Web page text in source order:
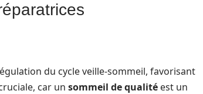
du cycle veille-sommeil, favorisant
car un sommeil de qualité est un